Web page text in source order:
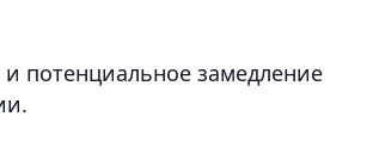
потенциальное замедление